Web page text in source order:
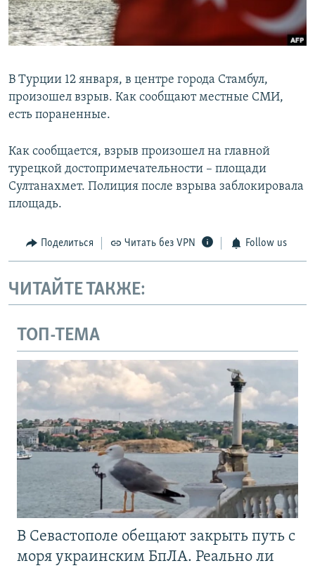
ПОБЕДИТЕЛЕЙ НЕ СУДЯТ?
КРЫМ.НЕПОКОРЕННЫЙ
УКРАИНСКАЯ ПРОБЛЕМА КРЫМА
ПРИСОЕДИНЯЙТЕСЬ!
Все сайты RFE/RL
В Турции 12 января, в центре города Стамбул,
произошел взрыв. Как сообщают местные СМИ,
есть пораненные.
Как сообщается, взрыв произошел на главной
турецкой достопримечательности – площади
Султанахмет. Полиция после взрыва заблокировала
площадь.
Поделиться Читать без VPN Follow us
ЧИТАЙТЕ ТАКЖЕ:
ТОП-ТЕМА
В Севастополе обещают закрыть путь с
моря украинским БпЛА. Реально ли